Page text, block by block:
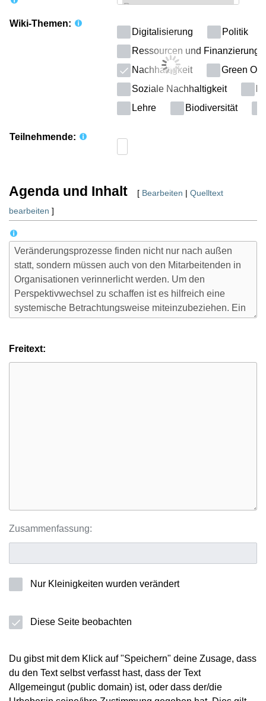
Wiki-Themen:
Digitalisierung
Politik
Ressourcen und Finanzierung
Nachhaltigkeit
Green
Soziale Nachhaltigkeit
Lehre
Biodiversität
Teilnehmende:
Agenda und Inhalt [ Bearbeiten | Quelltext
bearbeiten ]
Freitext:
Zusammenfassung:
Nur Kleinigkeiten wurden verändert
Diese Seite beobachten
Du gibst mit dem Klick auf "Speichern" deine Zusage, dass
du den Text selbst verfasst hast, dass der Text
Allgemeingut (public domain) ist, oder dass der/die